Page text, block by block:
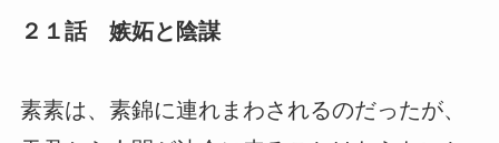
２１話 嫉妬と陰謀
素素は、素錦に連れまわされるのだったが、